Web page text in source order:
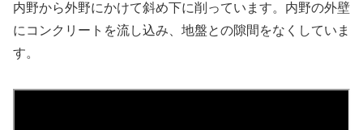
内野から外野にかけて斜め下に削っています。内野の外壁
にコンクリートを流し込み、地盤との隙間をなくしていま
す。